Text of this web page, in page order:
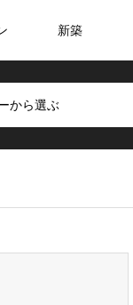
新築
から選ぶ